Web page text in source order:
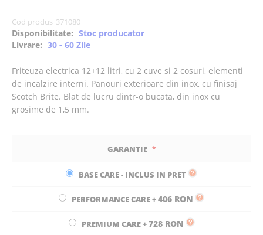
Cod produs 371080
Disponibilitate: Stoc producator
Livrare: 30 - 60 Zile
Friteuza electrica 12+12 litri, cu 2 cuve si 2 cosuri, elementi
de incalzire interni. Panouri exterioare din inox, cu finisaj
Scotch Brite. Blat de lucru dintr-o bucata, din inox cu
grosime de 1,5 mm.
GARANTIE
BASE CARE - INCLUS IN PRET
PERFORMANCE CARE+406 RON
PREMIUM CARE+728 RON